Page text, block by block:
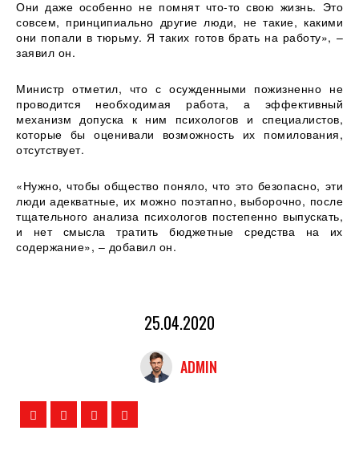
Они даже особенно не помнят что-то свою жизнь. Это
совсем, принципиально другие люди, не такие, какими
они попали в тюрьму. Я таких готов брать на работу», –
заявил он.
Министр отметил, что с осужденными пожизненно не
проводится необходимая работа, а эффективный
механизм допуска к ним психологов и специалистов,
которые бы оценивали возможность их помилования,
отсутствует.
«Нужно, чтобы общество поняло, что это безопасно, эти
люди адекватные, их можно поэтапно, выборочно, после
тщательного анализа психологов постепенно выпускать,
и нет смысла тратить бюджетные средства на их
содержание», – добавил он.
25.04.2020
ADMIN